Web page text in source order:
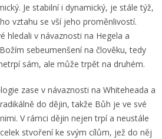
Je stabilní i dynamický, je stále týž,
vztahu se vší jeho proměnlivostí.
hledali v návaznosti na Hegela a
sebeumenšení na člověku, tedy
sám, ale může trpět na druhém.
zase v návaznosti na Whiteheada a
do dějin, takže Bůh je ve své
V rámci dějin nejen trpí a neustále
stvoření ke svým cílům, jež do něj